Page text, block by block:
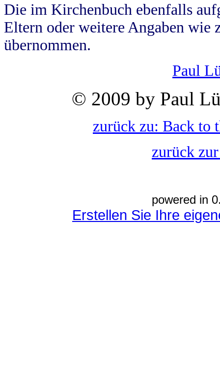
Die im Kirchenbuch ebenfalls
Eltern oder weitere Angaben wie
übernommen.
Paul
© 2009 by Paul
zurück zu: Back to
zurück
powered in
Erstellen Sie Ihre